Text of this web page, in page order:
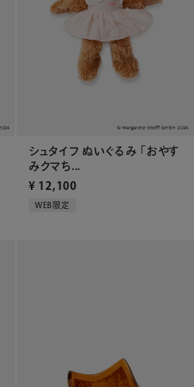
シュタイフ ぬいぐるみ 「おやす
みクマち...
¥ 12,100
WEB限定